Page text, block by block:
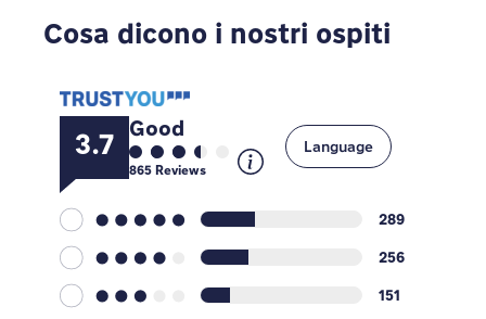
Cosa dicono i nostri ospiti
3.7 Good
865Reviews
289
256
151
Language